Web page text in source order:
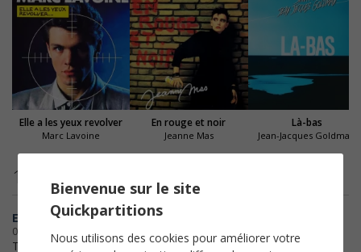
Elle a les yeux revolver
Marc Lavoine
En rouge et noir
Jeanne Mas
Là-bas
Jean-Jacques Goldman
14 avis clients
Emilie
07-07-2026
Très bonne partition comme
Bienvenue sur le site
Quickpartitions
Nous utilisons des cookies pour améliorer votre